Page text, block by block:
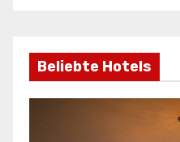
Beliebte Hotels